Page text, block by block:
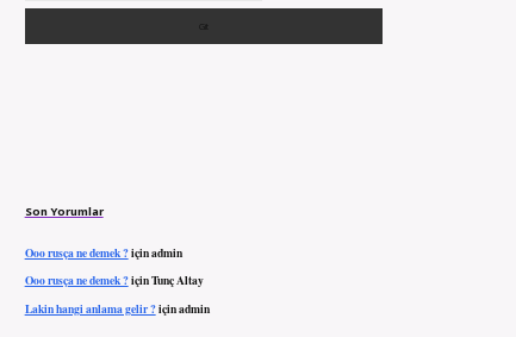
Son Yorumlar
Ooo rusça ne demek ?içinadmin
Ooo rusça ne demek ?içinTunç Altay
Lakin hangi anlama gelir ?içinadmin